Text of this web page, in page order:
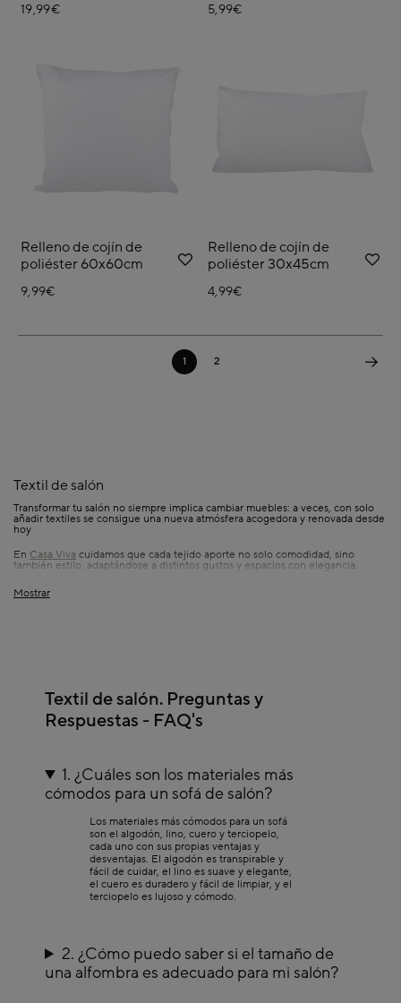
19,99€ 5,99€
Relleno de cojín de
poliéster 60x60cm
9,99€
Relleno de cojín de
poliéster 30x45cm
4,99€
1 2
Textil de salón
Transformar tu salón no siempre implica cambiar muebles: a veces, con solo
añadir textiles se consigue una nueva atmósfera acogedora y renovada desde
hoy
En Casa Viva cuidamos que cada tejido aporte no solo comodidad, sino
también estilo, adaptándose a distintos gustos y espacios con elegancia.
Comprar textil de salón
En un rincón acogedor no puede faltar un mix de textiles:
mullidos,alfombras de salón mantas de sofá
ligeras. Cada uno cumple una función, pero juntos crean una experiencia
Cojines
Un cojín puede ser el centro de atención o un complemento discreto, según
el diseño. Los Cojines disponibles tienen acabados actuales y tacto agradable,
Elegir una alfombra es decidir bajo tus pies: materiales como algodón, yute o
mezcla textil transforman completamente la sensación del suelo. Una
alfombra adecuada delimita zonas, calienta visualmente y reduce el eco
sofá. Escoge tonos que combinen o contrasten, según el estado de ánimo
que quieras crear. Son útiles, versátiles y también decorativas.
Mostrar
Textil de salón. Preguntas y
Respuestas - FAQ's
1. ¿Cuáles son los materiales más
cómodos para un sofá de salón?
Los materiales más cómodos para un sofá
son el algodón, lino, cuero y terciopelo,
cada uno con sus propias ventajas y
desventajas. El algodón es transpirable y
fácil de cuidar, el lino es suave y elegante,
el cuero es duradero y fácil de limpiar, y el
terciopelo es lujoso y cómodo.
2. ¿Cómo puedo saber si el tamaño de
una alfombra es adecuado para mi salón?